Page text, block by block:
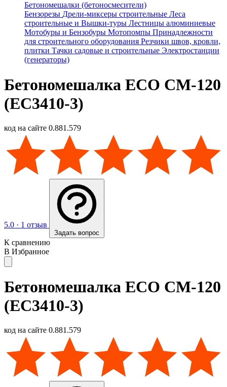
Бетономешалки (бетоносмесители)
Бензорезы Дрели-миксеры строительные Леса
строительные и Вышки-туры Лестницы алюминиевые
Мотобуры и Бензобуры Мотопомпы Принадлежности
для строительного оборудования Резчики швов, кровли,
плитки Тачки садовые и строительные Электростанции
(генераторы)
Бетономешалка ECO CM-120
(EC3410-3)
код на сайте 0.881.579
5.0 · 1 отзыв
Задать вопрос
К сравнению
В Избранное
Бетономешалка ECO CM-120
(EC3410-3)
код на сайте 0.881.579